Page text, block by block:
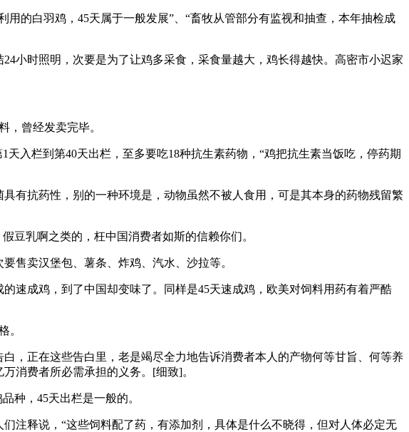
的白羽鸡，45天属于一般发展”、“畜牧从管部分有监视和抽查，本年抽检成
时照明，次要是为了让鸡多采食，采食量越大，鸡长得越快。高密市小迟家
曾经发卖完毕。
栏到第40天出栏，至多要吃18种抗生素药物，“鸡把抗生素当饭吃，停药期
抗药性，别的一种环境是，动物虽然不被人食用，可是其本身的药物残留繁
乳啊之类的，枉中国消费者如斯的信赖你们。
售卖汉堡包、薯条、炸鸡、汽水、沙拉等。
成鸡，到了中国却变味了。同样是45天速成鸡，欧美对饲料用药有着严酷
。
正在这些告白里，老是竭尽全力地告诉消费者本人的产物何等甘旨、何等养
消费者所必需承担的义务。[细致]。
种，45天出栏是一般的。
释说，“这些饲料配了药，有添加剂，具体是什么不晓得，但对人体必定无